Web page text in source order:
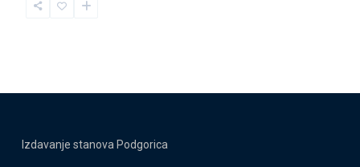
Izdavanje stanova Podgorica